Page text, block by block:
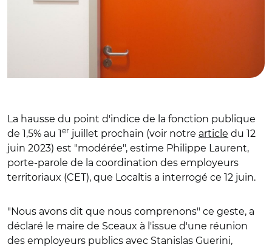
La hausse du point d'indice de la fonction publique
de 1,5% au 1er juillet prochain (voir notre article du 12
juin 2023) est "modérée", estime Philippe Laurent,
porte-parole de la coordination des employeurs
territoriaux (CET), que Localtis a interrogé ce 12 juin.
"Nous avons dit que nous comprenons" ce geste, a
déclaré le maire de Sceaux à l'issue d'une réunion
des employeurs publics avec Stanislas Guerini,